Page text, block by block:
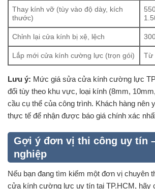
Thay kính vỡ (tùy vào độ dày, kích
thước)
Chỉnh lại cửa kính bị xệ, lệch
Lắp mới cửa kính cường lực (trọn gói) Từ
Lưu ý: Mức giá sửa cửa kính cường lực
đổi tùy theo khu vực, loại kính (8mm,
cầu cụ thể của công trình. Khách hàng nên
thực tế để nhận được báo giá chính xác
Gợi ý đơn vị thi công uy tín
nghiệp
Nếu bạn đang tìm kiếm một đơn vị chuyên
cửa kính cường lực uy tín tại TP.HCM, hãy